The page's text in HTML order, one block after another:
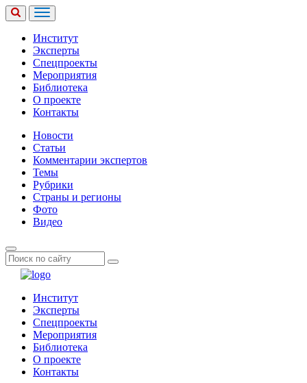
Институт
Эксперты
Спецпроекты
Мероприятия
Библиотека
О проекте
Контакты
Новости
Статьи
Комментарии экспертов
Темы
Рубрики
Страны и регионы
Фото
Видео
Институт
Эксперты
Спецпроекты
Мероприятия
Библиотека
О проекте
Контакты